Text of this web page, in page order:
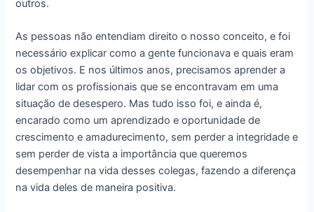
outros.
As pessoas não entendiam direito o nosso conceito, e foi
necessário explicar como a gente funcionava e quais eram
os objetivos. E nos últimos anos, precisamos aprender a
lidar com os profissionais que se encontravam em uma
situação de desespero. Mas tudo isso foi, e ainda é,
encarado como um aprendizado e oportunidade de
crescimento e amadurecimento, sem perder a integridade e
sem perder de vista a importância que queremos
desempenhar na vida desses colegas, fazendo a diferença
na vida deles de maneira positiva.